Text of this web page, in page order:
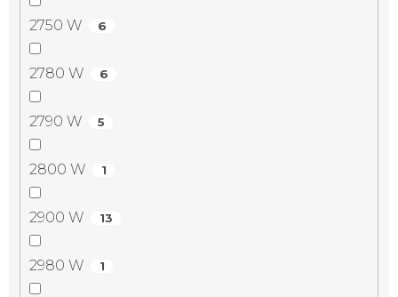
2750 W 6
2780 W 6
2790 W 5
2800 W 1
2900 W 13
2980 W 1